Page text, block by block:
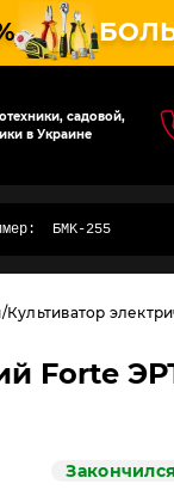
садовой,
в Украине
Культиватор
Forte
Закончился